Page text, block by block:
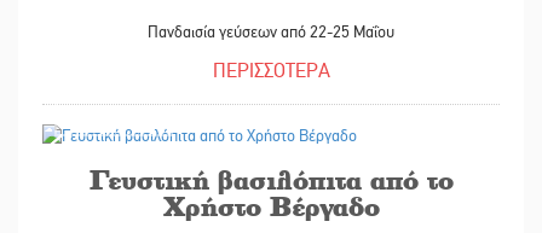
Πανδαισία γεύσεων από 22-25 Μαΐου
ΠΕΡΙΣΣΟΤΕΡΑ
Γευστική βασιλόπιτα από το
Χρήστο Βέργαδο